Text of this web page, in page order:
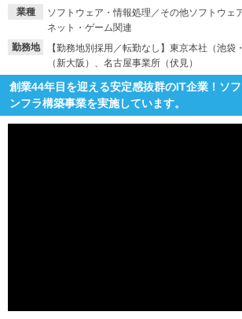
業種
ソフトウェア・情報処理／その他ソフトウェ
ネット・ゲーム関連
勤務地
【勤務地別採用／転勤なし】東京本社（池袋
（新大阪）、名古屋事業所（伏見）
創業44年目を迎える安定感抜群のIT企業！ソ
ンフラ構築事業を実施しています。